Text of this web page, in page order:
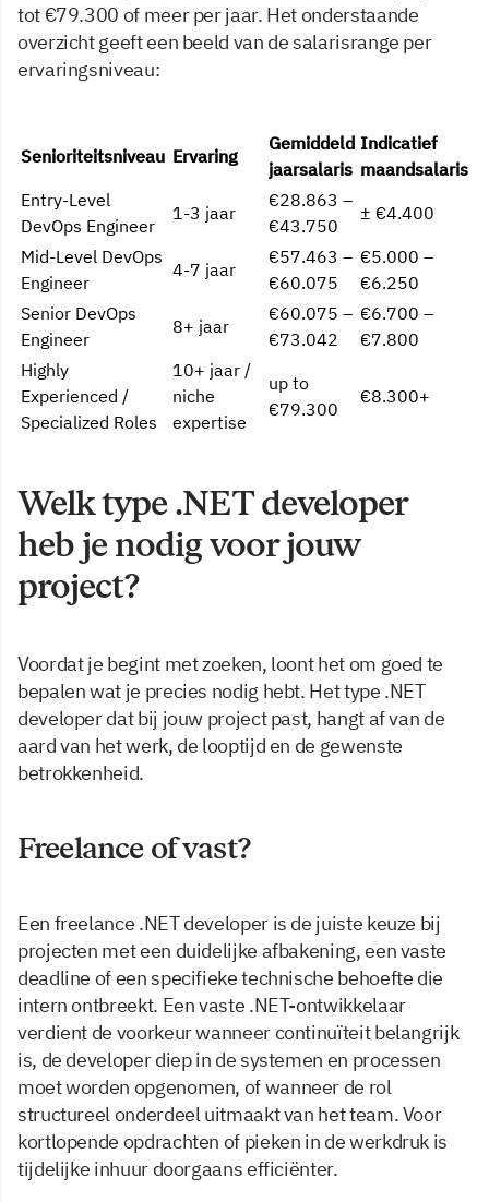
tot €79.300 of meer per jaar. Het onderstaande
overzicht geeft een beeld van de salarisrange per
ervaringsniveau:
Senioriteitsniveau Ervaring
Gemiddeld
jaarsalaris
Indicatief
maandsalaris
Entry-Level
DevOps Engineer
1-3 jaar
€28.863 –
€43.750
± €4.400
Mid-Level DevOps
Engineer
4-7 jaar
€57.463 –
€60.075
€5.000 –
€6.250
Senior DevOps
Engineer
8+ jaar
€60.075 –
€73.042
€6.700 –
€7.800
Highly
Experienced /
Specialized Roles
10+ jaar /
niche
expertise
up to
€79.300
€8.300+
Welk type .NET developer
heb je nodig voor jouw
project?
Voordat je begint met zoeken, loont het om goed te
bepalen wat je precies nodig hebt. Het type .NET
developer dat bij jouw project past, hangt af van de
aard van het werk, de looptijd en de gewenste
betrokkenheid.
Freelance of vast?
Een freelance .NET developer is de juiste keuze bij
projecten met een duidelijke afbakening, een vaste
deadline of een specifieke technische behoefte die
intern ontbreekt. Een vaste .NET-ontwikkelaar
verdient de voorkeur wanneer continuïteit belangrijk
is, de developer diep in de systemen en processen
moet worden opgenomen, of wanneer de rol
structureel onderdeel uitmaakt van het team. Voor
kortlopende opdrachten of pieken in de werkdruk is
tijdelijke inhuur doorgaans efficiënter.